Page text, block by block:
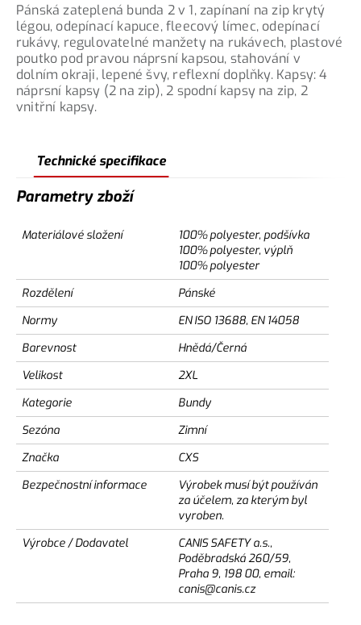
Pánská zateplená bunda 2 v 1, zapínaní na zip krytý
légou, odepínací kapuce, fleecový límec, odepínací
rukávy, regulovatelné manžety na rukávech, plastové
poutko pod pravou náprsní kapsou, stahování v
dolním okraji, lepené švy, reflexní doplňky. Kapsy: 4
náprsní kapsy (2 na zip), 2 spodní kapsy na zip, 2
vnitřní kapsy.
Technické specifikace
Parametry zboží
Materiálové složení
100% polyester, podšívka
100% polyester, výplň
100% polyester
Rozdělení
Pánské
Normy
EN ISO 13688, EN 14058
Barevnost
Hnědá/Černá
Velikost
2XL
Kategorie
Bundy
Sezóna
Zimní
Značka
CXS
Bezpečnostní informace
Výrobek musí být používán
za účelem, za kterým byl
vyroben.
Výrobce / Dodavatel
CANIS SAFETY a.s.,
Poděbradská 260/59,
Praha 9, 198 00, email:
canis@canis.cz